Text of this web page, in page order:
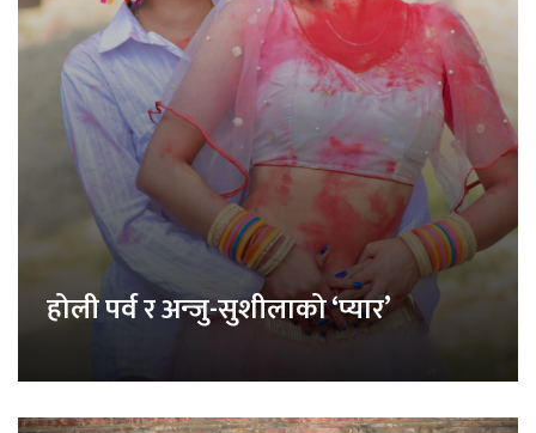
होली पर्व र अन्जु-सुशीलाको ‘प्यार’